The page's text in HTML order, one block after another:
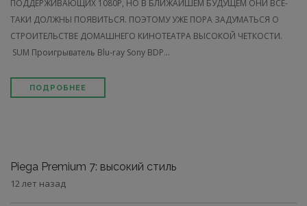
ПОДДЕРЖИВАЮЩИХ 1080P, НО В БЛИЖАЙШЕМ БУДУЩЕМ ОНИ ВСЕ-
ТАКИ ДОЛЖНЫ ПОЯВИТЬСЯ. ПОЭТОМУ УЖЕ ПОРА ЗАДУМАТЬСЯ О
СТРОИТЕЛЬСТВЕ ДОМАШНЕГО КИНОТЕАТРА ВЫСОКОЙ ЧЕТКОСТИ.
SUM Проигрыватель Blu-ray Sony BDP...
ПОДРОБНЕЕ
Piega Premium 7: высокий стиль
12 лет назад